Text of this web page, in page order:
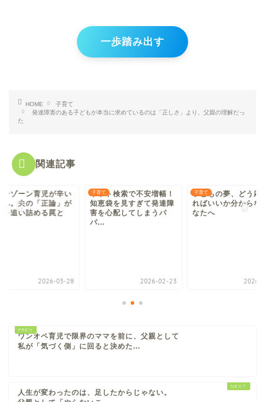
一歩踏み出す
HOME
子育て
発達障害のある子どもが本当に求めているのは「正しさ」より、父親の理解だっ
た
関連記事
ーゾーン育児が辛い
へ。夫の「正論」が
を追い詰める罠と
2026-03-28
子育て
ネット検索で不安増幅！
知恵袋を見すぎて発達障
害を心配してしまうパ
パ...
2026-02-23
子育て
子どもの夢、どう応
ればいいか分からな
なたへ
2026-
ワンオペ育児で限界のママを前に、父親として
私が「気づく側」に回ると決めた...
人生が変わったのは、足したからじゃない。